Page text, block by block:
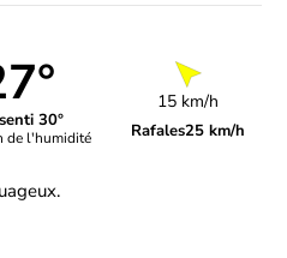
30°
de l'humidité
15 km/h
Rafales25 km/h